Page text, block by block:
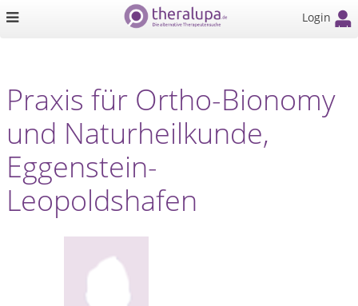
Login
Praxis für Ortho-Bionomy
und Naturheilkunde,
Eggenstein-
Leopoldshafen